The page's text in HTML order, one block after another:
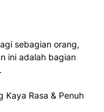
sebagian orang,
ini adalah bagian